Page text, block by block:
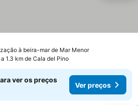
à beira-mar de Mar MenorVer preços
a 1.3 km de Cala del Pino
ver os preços
Ver preços